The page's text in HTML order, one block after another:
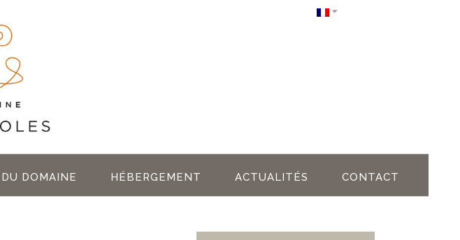
DOMAINE HÉBERGEMENT ACTUALITÉS CONTACT